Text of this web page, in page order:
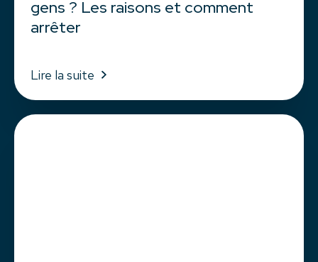
gens ? Les raisons et comment
arrêter
Lire la suite